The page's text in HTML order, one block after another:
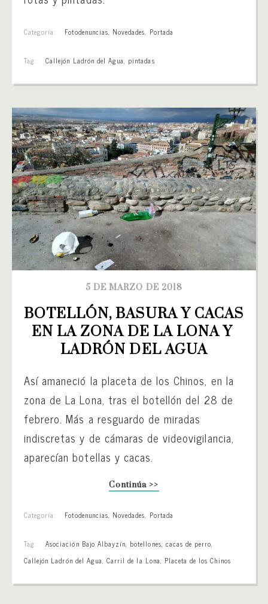
Categoría: Fotodenuncias, Novedades, Portada
Tag: Callejón Ladrón del Agua, pintadas
5 DE MARZO DE 2018
BOTELLÓN, BASURA Y CACAS
EN LA ZONA DE LA LONA Y
LADRÓN DEL AGUA
Así amaneció la placeta de los Chinos, en la
zona de La Lona, tras el botellón del 28 de
febrero. Más a resguardo de miradas
indiscretas y de cámaras de videovigilancia,
aparecían botellas y cacas.
Continúa >>
Categoría: Fotodenuncias, Novedades, Portada
Tag: Asociación Bajo Albayzín, botellones, cacas de perro,
Callejón Ladrón del Agua,Carril de la Lona, Placeta de los Chinos